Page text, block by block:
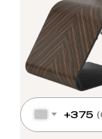
+375